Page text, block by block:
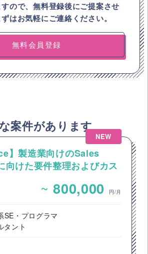
ので、無料登録後にご提案させ
はお気軽にご連絡ください。
無料会員登録
案件があります
NEW
】製造業向けのSales
向けた要件整理およびカス
~ 800,000 円/月
SE・プログラマ
タント